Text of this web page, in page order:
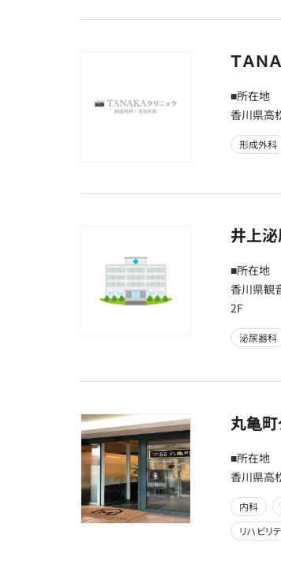
ＴＡＮ
■所在地
香川県高
形成外科
井上
■所在地
香川県観
2F
泌尿器科
丸亀町
■所在地
香川県高
内科
リハビリ